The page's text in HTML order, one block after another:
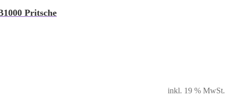
Pritsche
inkl. 19 % MwSt.